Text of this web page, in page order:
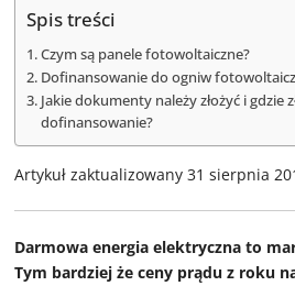
Spis treści
Czym są panele fotowoltaiczne?
Dofinansowanie do ogniw
Jakie dokumenty należy złożyć i gdzie
dofinansowanie?
Artykuł zaktualizowany 31 sierpnia
Darmowa energia elektryczna to
Tym bardziej że ceny prądu z roku